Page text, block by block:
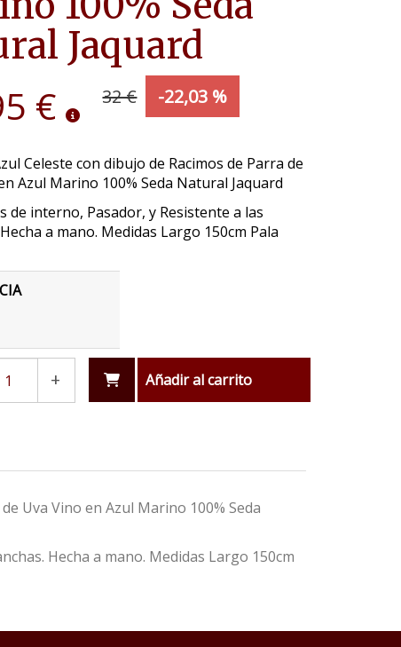
Jaquard
€ 32 € -22,03 %
Celeste con dibujo de Racimos de Parra de
Azul Marino 100% Seda Natural Jaquard
de interno, Pasador, y Resistente a las
a mano. Medidas Largo 150cm Pala
+ Añadir al carrito
Uva Vino en Azul Marino 100% Seda
Hecha a mano. Medidas Largo 150cm